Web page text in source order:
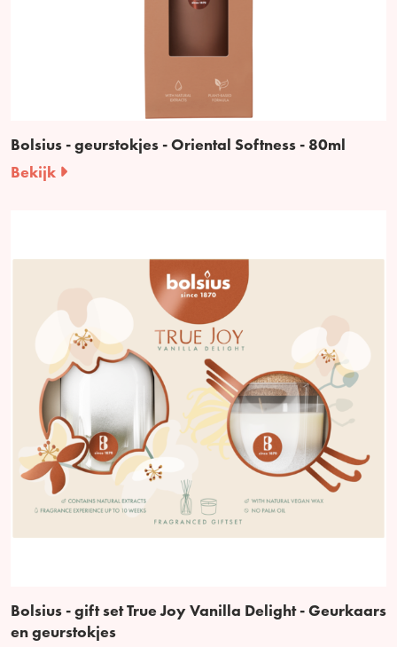
Bolsius - geurstokjes - Oriental Softness - 80ml
Bekijk
Bolsius - gift set True Joy Vanilla Delight - Geurkaars
en geurstokjes